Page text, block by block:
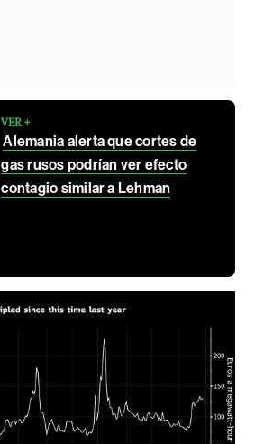
VER +
Alemania alerta que cortes de
gas rusos podrían ver efecto
contagio similar a Lehman